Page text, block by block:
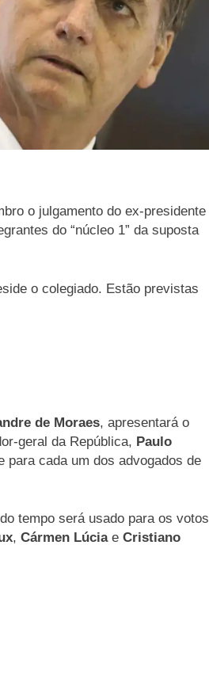
o julgamento do ex-presidente
do “núcleo 1” da suposta
o colegiado. Estão previstas
de Moraes, apresentará o
geral da República, Paulo
para cada um dos advogados de
tempo será usado para os votos
, Cármen Lúciae Cristiano